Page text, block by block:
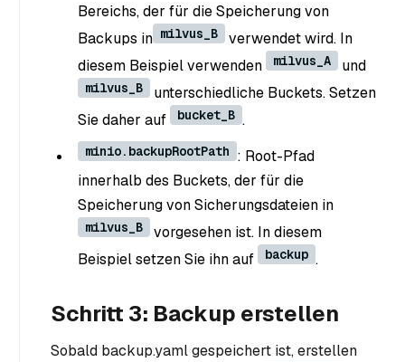
Bereichs, der für die Speicherung von
Backups in milvus_B
verwendet wird. In
diesem Beispiel verwenden
milvus_A und
milvus_B
unterschiedliche Buckets. Setzen
Sie daher auf
bucket_B .
minio.backupRootPath : Root-Pfad
innerhalb des Buckets, der für die
Speicherung von Sicherungsdateien in
milvus_B
vorgesehen ist. In diesem
Beispiel setzen Sie ihn auf
backup .
Schritt 3: Backup erstellen
Sobald backup.yaml gespeichert ist, erstellen